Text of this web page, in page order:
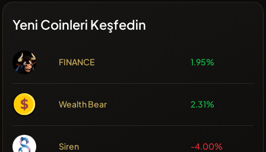
Yeni Coinleri Keşfedin
FINANCE 1.95%
Wealth Bear 2.31%
Siren -4.00%